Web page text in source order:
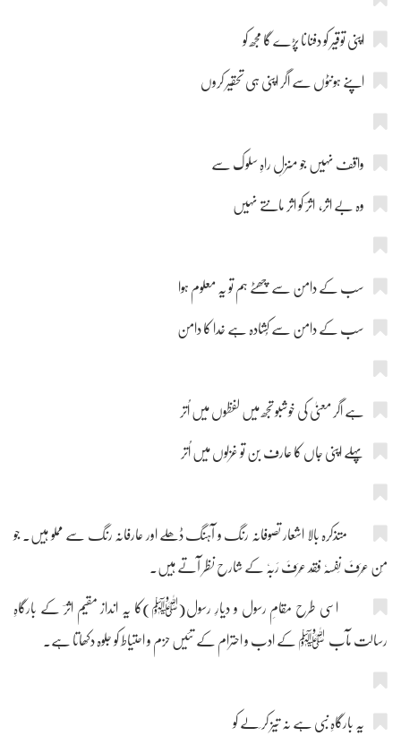
اپنی توقیر کو دفنانا پڑے گا مجھ کو
اپنے ہونٹوں سے اگر اپنی ہی تحقیر کروں
واقف نہیں جو منزلِ راہِ سلوک سے
وہ بے اثر، اثرؔ کو اثر مانتے نہیں
سب کے دامن سے چھٹے ہم تو یہ معلوم ہوا
سب کے دامن سے کُشادہ ہے خدا کا دامن
ہے اگر معنیٰ کی خوشبو تجھ میں لفظوں میں اُتر
پہلے اپنی جاں کا عارف بن تو غزلوں میں اُتر
متذکرہ بالا اشعار تصوفانہ رنگ و آہنگ ڈھلے اور عارفانہ رنگ سے مملو ہیں۔ جو
مَن عَرَفَ نَفسَہٗ فَقَد عَرَفَ رَبَّہٗ کے شارح نظر آتے ہیں۔
اسی طرح مقامِ رسول و دیارِ رسول(ﷺ)کا یہ انداز مقیم اثرؔ کے بارگاہِ
رسالت مآب ﷺ کے ادب و احترام کے تئیں حزم و احتیاط کو جلوہ دکھاتا ہے۔
یہ بارگاہِ نبی ہے نہ تیز کر لَے کو